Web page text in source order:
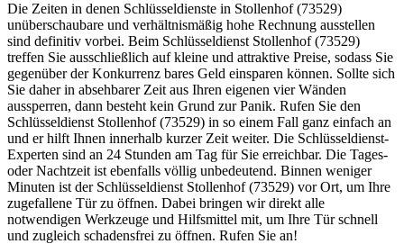
Die Zeiten in denen Schlüsseldienste in Stollenhof (73529)
unüberschaubare und verhältnismäßig hohe Rechnung ausstellen
sind definitiv vorbei. Beim Schlüsseldienst Stollenhof (73529)
treffen Sie ausschließlich auf kleine und attraktive Preise, sodass Sie
gegenüber der Konkurrenz bares Geld einsparen können. Sollte sich
Sie daher in absehbarer Zeit aus Ihren eigenen vier Wänden
aussperren, dann besteht kein Grund zur Panik. Rufen Sie den
Schlüsseldienst Stollenhof (73529) in so einem Fall ganz einfach an
und er hilft Ihnen innerhalb kurzer Zeit weiter. Die Schlüsseldienst-
Experten sind an 24 Stunden am Tag für Sie erreichbar. Die Tages-
oder Nachtzeit ist ebenfalls völlig unbedeutend. Binnen weniger
Minuten ist der Schlüsseldienst Stollenhof (73529) vor Ort, um Ihre
zugefallene Tür zu öffnen. Dabei bringen wir direkt alle
notwendigen Werkzeuge und Hilfsmittel mit, um Ihre Tür schnell
und zugleich schadensfrei zu öffnen. Rufen Sie an!